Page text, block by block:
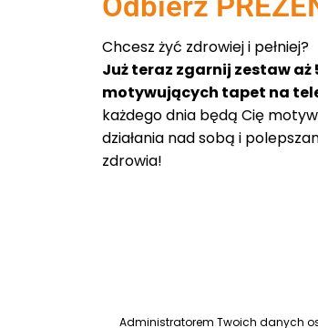
Chcesz żyć zdrowiej i pełniej?
Już teraz zgarnij zestaw aż
motywujących tapet na
każdego dnia będą Cię
działania nad sobą i
zdrowia!
Administratorem Twoich danych